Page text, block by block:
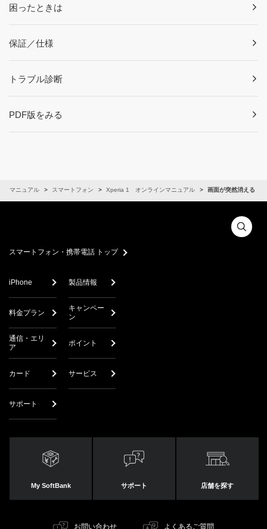
困ったときは
保証／仕様
トラブル診断
PDF版をみる
ンマニュアル スマートフォン Xperia 1 オンラインマニュアル 画面が突然消える
スマートフォン・携帯電話 トップ
iPhone 製品情報
料金プラン
キャンペー
ン
通信・エリ
ア
ポイント
カード サービス
サポート
My SoftBank サポート 店舗を探す
お問い合わせ よくあるご質問